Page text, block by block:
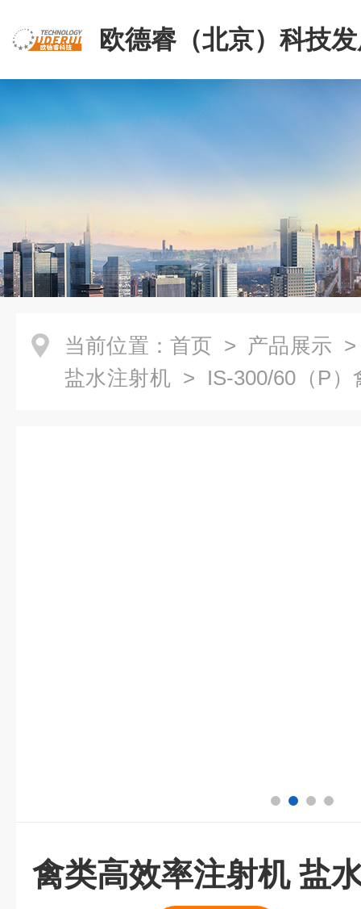
欧德睿（北京）科技
公司
当前位置： 首页 > 产品展示
盐水注射机 > IS-300/60（P）
禽类高效率注射机 盐